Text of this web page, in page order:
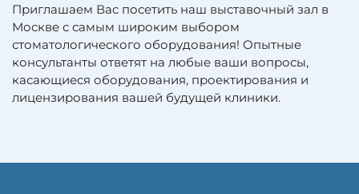
Приглашаем Вас посетить наш выставочный зал в
Москве с самым широким выбором
стоматологического оборудования! Опытные
консультанты ответят на любые ваши вопросы,
касающиеся оборудования, проектирования и
лицензирования вашей будущей клиники.